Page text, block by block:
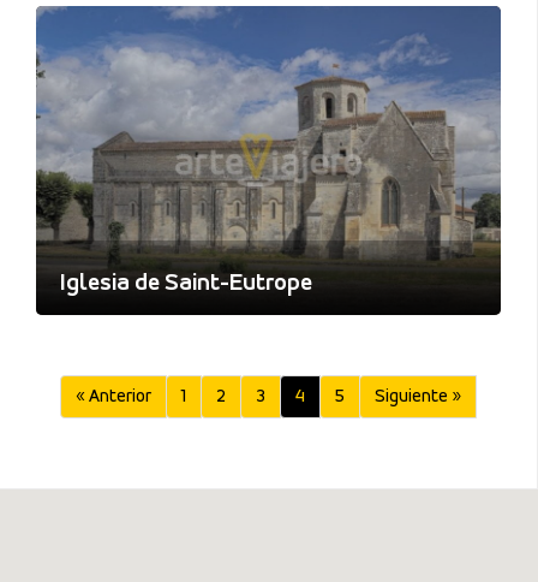
Iglesia de Saint-Eutrope
« Anterior 1 2 3 4 5 Siguiente »